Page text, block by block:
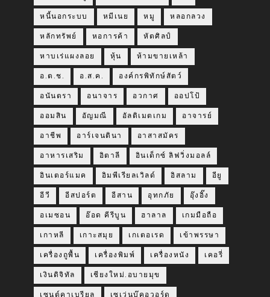
หนี้นอกระบบ หมีเนย หมู หลอกลวง
หลักทรัพย์ หอการค้า หัตศิลป์
หาบเร่แผงลอย หุ้น ห้ามขายเหล้า
อ.ต.ช. อ.ส.ค. องค์กรพิทักษ์สัตว์
อนันตรา อนาจาร อวกาศ ออปโป้
ออมสิน อัญมณี อัลติเมตเกม อาจารย์
อาชีพ อาร์เจนตินา อาสาสมัคร
อาหารเสริม อิตาลี อินเด็กซ์ ลิฟวิ่งมอลล์
อินเตอร์แมค อิมพีเรียลเวิลด์ อิสลาม อียู
อีวี อีสปอร์ต อีสาน อุทกภัย อุ๊งอิ๊ง
อเมซอน อ๊อด คีรีบูน ฮาลาล เกมมือถือ
เกาหลี เกาะสมุย เกเตอเรด เข้าพรรษา
เครื่องถูพื้น เครื่องพิมพ์ เครื่องหนัง เคอรี่
เงินดิจิทัล เชียงใหม่.อบายมุข
เซนต์คาเบรียล เซเว่นบุ๊คอวอร์ด